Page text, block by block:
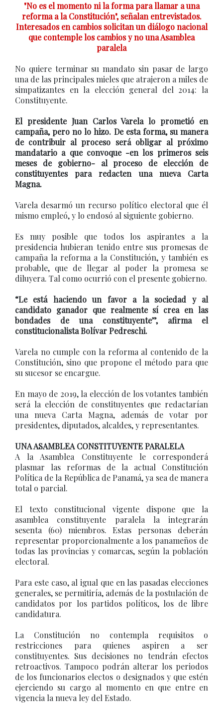
"No es el momento ni la forma para llamar a una
reforma a la Constitución", señalan entrevistados.
Interesados en cambios solicitan un diálogo nacional
que contemple los cambios y no una Asamblea
paralela
No quiere terminar su mandato sin pasar de largo
una de las principales mieles que atrajeron a miles de
simpatizantes en la elección general del 2014: la
Constituyente.
El presidente Juan Carlos Varela lo prometió en
campaña, pero no lo hizo. De esta forma, su manera
de contribuir al proceso será obligar al próximo
mandatario a que convoque -en los primeros seis
meses de gobierno- al proceso de elección de
constituyentes para redacten una nueva Carta
Magna.
Varela desarmó un recurso político electoral que él
mismo empleó, y lo endosó al siguiente gobierno.
Es muy posible que todos los aspirantes a la
presidencia hubieran tenido entre sus promesas de
campaña la reforma a la Constitución, y también es
probable, que de llegar al poder la promesa se
diluyera. Tal como ocurrió con el presente gobierno.
“Le está haciendo un favor a la sociedad y al
candidato ganador que realmente sí crea en las
bondades de una constituyente”, afirma el
constitucionalista Bolívar Pedreschi.
Varela no cumple con la reforma al contenido de la
Constitución, sino que propone el método para que
su sucesor se encargue.
En mayo de 2019, la elección de los votantes también
será la elección de constituyentes que redactarían
una nueva Carta Magna, además de votar por
presidentes, diputados, alcaldes, y representantes.
UNA ASAMBLEA CONSTITUYENTE PARALELA
A la Asamblea Constituyente le corresponderá
plasmar las reformas de la actual Constitución
Política de la República de Panamá, ya sea de manera
total o parcial.
El texto constitucional vigente dispone que la
asamblea constituyente paralela la integrarán
sesenta (60) miembros. Estas personas deberán
representar proporcionalmente a los panameños de
todas las provincias y comarcas, según la población
electoral.
Para este caso, al igual que en las pasadas elecciones
generales, se permitiría, además de la postulación de
candidatos por los partidos políticos, los de libre
candidatura.
La Constitución no contempla requisitos o
restricciones para quienes aspiren a ser
constituyentes. Sus decisiones no tendrán efectos
retroactivos. Tampoco podrán alterar los periodos
de los funcionarios electos o designados y que estén
ejerciendo su cargo al momento en que entre en
vigencia la nueva ley del Estado.